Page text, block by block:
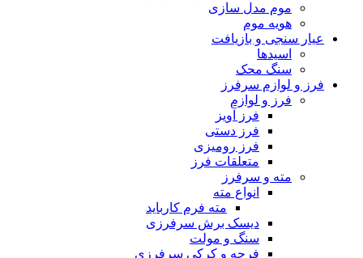
موم مدل سازی
هویه موم
عیار سنجی و بازیافت
اسیدها
سنگ محک
فرز و لوازم سرفرز
فرز و لوازم
فرز آویز
فرز دستی
فرز رومیزی
متعلقات فرز
مته و سرفرز
انواع مته
مته فرم کارباید
دیسک برش سرفرزی
سنگ و مولت
فرچه و کرکی سرفرزی